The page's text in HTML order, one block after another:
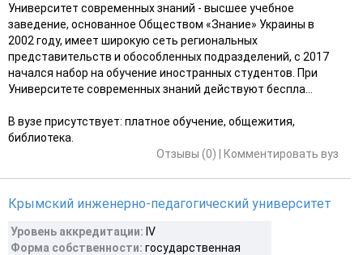
Университет современных знаний - высшее учебное
заведение, основанное Обществом «Знание» Украины в
2002 году, имеет широкую сеть региональных
представительств и обособленных подразделений, с 2017
начался набор на обучение иностранных студентов. При
Университете современных знаний действуют беспла...
В вузе присутствует: платное обучение, общежития,
библиотека.
Отзывы (0)
Комментировать вуз
Крымский инженерно-педагогический университет
Уровень аккредитации: IV
Форма собственности: государственная